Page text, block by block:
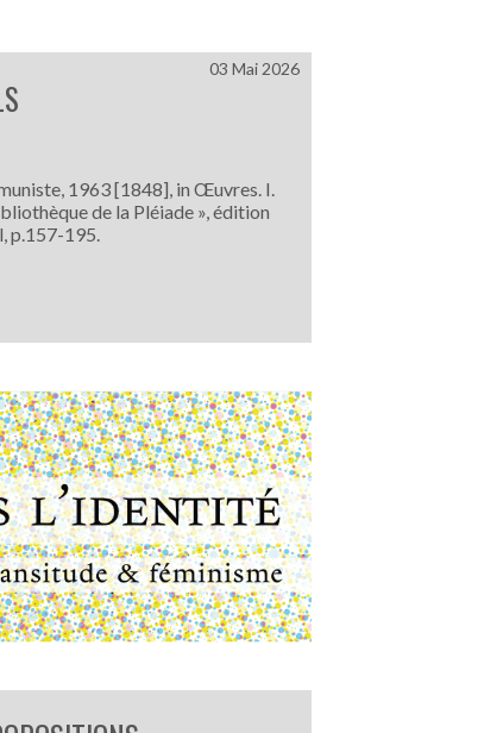
1963 [1848], in Œuvres. I.
de la Pléiade », édition
p.157-195.
03 Mai 2026